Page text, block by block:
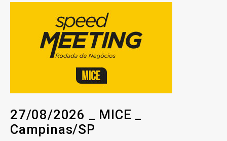
27/08/2026 _ MICE _
Campinas/SP